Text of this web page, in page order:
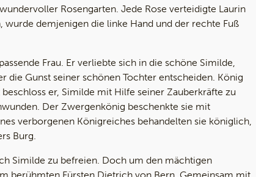
Rosengarten. Jede Rose verteidigte Laurin
demjenigen die linke Hand und der rechte Fuß
Frau. Er verliebte sich in die schöne Similde,
die Gunst seiner schönen Tochter entscheiden. König
er, Similde mit Hilfe seiner Zauberkräfte zu
Der Zwergenkönig beschenkte sie mit
verborgenen Königreiches behandelten sie königlich,
Burg.
Similde zu befreien. Doch um den mächtigen